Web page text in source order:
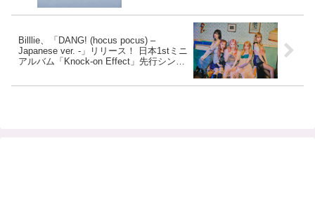
Billlie、「DANG! (hocus pocus) –
Japanese ver. -」リリース！ 日本1stミニ
アルバム「Knock-on Effect」先行シング